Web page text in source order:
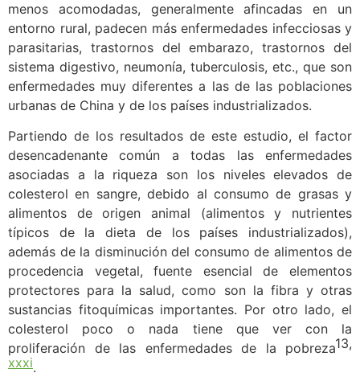
menos acomodadas, generalmente afincadas en un
entorno rural, padecen más enfermedades infecciosas y
parasitarias, trastornos del embarazo, trastornos del
sistema digestivo, neumonía, tuberculosis, etc., que son
enfermedades muy diferentes a las de las poblaciones
urbanas de China y de los países industrializados.
Partiendo de los resultados de este estudio, el factor
desencadenante común a todas las enfermedades
asociadas a la riqueza son los niveles elevados de
colesterol en sangre, debido al consumo de grasas y
alimentos de origen animal (alimentos y nutrientes
típicos de la dieta de los países industrializados),
además de la disminución del consumo de alimentos de
procedencia vegetal, fuente esencial de elementos
protectores para la salud, como son la fibra y otras
sustancias fitoquímicas importantes. Por otro lado, el
colesterol poco o nada tiene que ver con la
proliferación de las enfermedades de la pobreza13,
xxxi.